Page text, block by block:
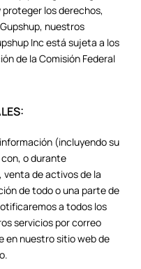
los derechos,
nuestros
Inc está sujeta a los
de la Comisión Federal
(incluyendo su
o durante
venta de activos de la
de todo o una parte de
a todos los
servicios por correo
en nuestro sitio web de